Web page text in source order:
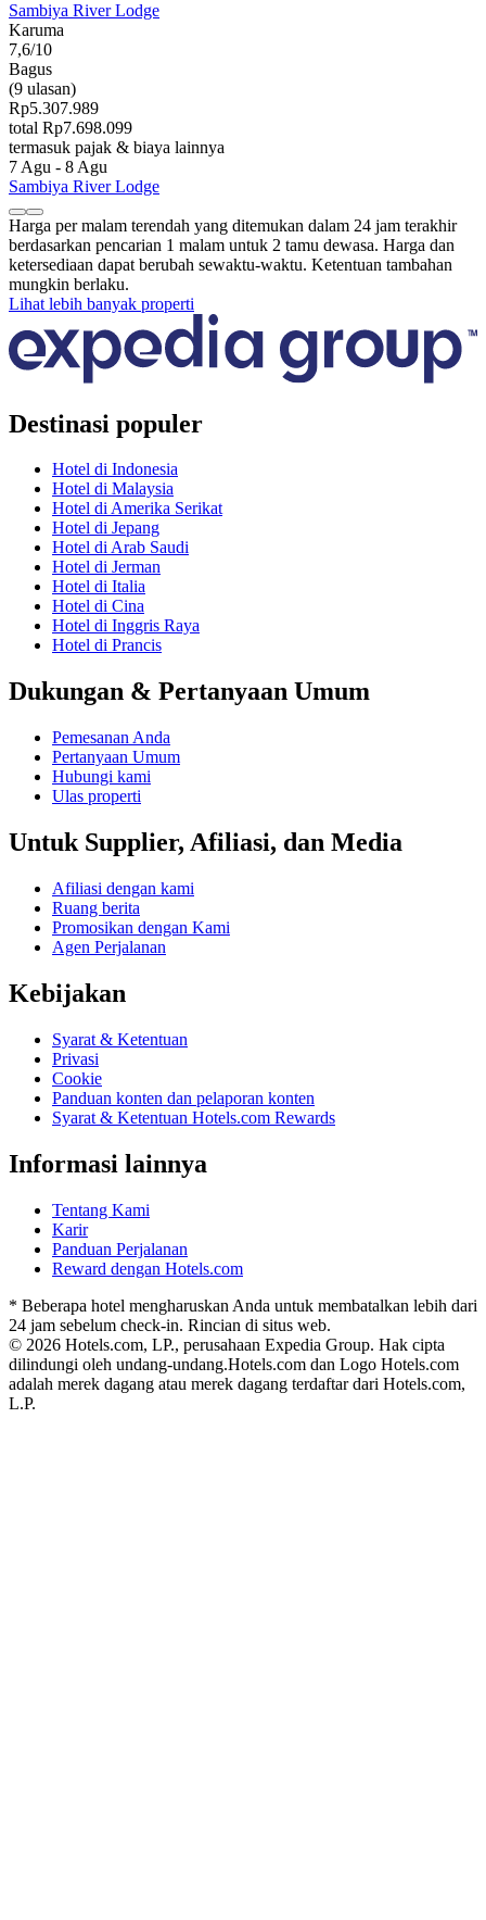
Sambiya River Lodge
Karuma
7,6/10
Bagus
(9 ulasan)
Rp5.307.989
total Rp7.698.099
termasuk pajak & biaya lainnya
7 Agu - 8 Agu
Sambiya River Lodge
Harga per malam terendah yang ditemukan dalam 24 jam terakhir
berdasarkan pencarian 1 malam untuk 2 tamu dewasa. Harga dan
ketersediaan dapat berubah sewaktu-waktu. Ketentuan tambahan
mungkin berlaku.
Lihat lebih banyak properti
Destinasi populer
Hotel di Indonesia
Hotel di Malaysia
Hotel di Amerika Serikat
Hotel di Jepang
Hotel di Arab Saudi
Hotel di Jerman
Hotel di Italia
Hotel di Cina
Hotel di Inggris Raya
Hotel di Prancis
Dukungan & Pertanyaan Umum
Pemesanan Anda
Pertanyaan Umum
Hubungi kami
Ulas properti
Untuk Supplier, Afiliasi, dan Media
Afiliasi dengan kami
Ruang berita
Promosikan dengan Kami
Agen Perjalanan
Kebijakan
Syarat & Ketentuan
Privasi
Cookie
Panduan konten dan pelaporan konten
Syarat & Ketentuan Hotels.com Rewards
Informasi lainnya
Tentang Kami
Karir
Panduan Perjalanan
Reward dengan Hotels.com
* Beberapa hotel mengharuskan Anda untuk membatalkan lebih dari
24 jam sebelum check-in. Rincian di situs web.
© 2026 Hotels.com, LP., perusahaan Expedia Group. Hak cipta
dilindungi oleh undang-undang.Hotels.com dan Logo Hotels.com
adalah merek dagang atau merek dagang terdaftar dari Hotels.com,
L.P.